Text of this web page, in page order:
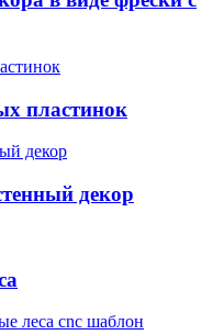
пластинок
декор